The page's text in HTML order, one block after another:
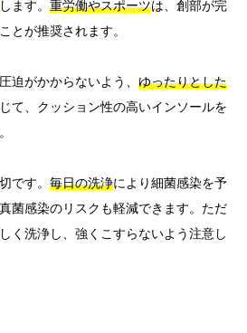
します。 重労働やスポーツは、創部が完
とが推奨されます。
迫がかからないよう、 ゆったりとした
て、クッション性の高いインソールを
です。 毎日の洗浄により細菌感染を予
菌感染のリスクも軽減できます。ただ
く洗浄し、強くこすらないよう注意し